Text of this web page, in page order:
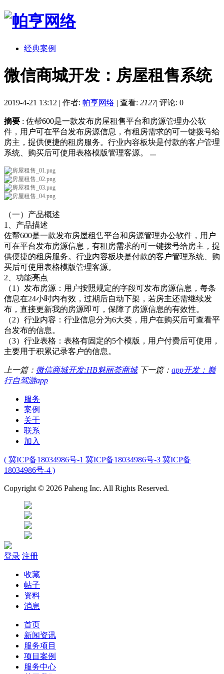
经典案例
微信商城开发：房屋租售系统
2019-4-21 13:12 | 作者: 帕亨网络 | 查看: 2127| 评论: 0
摘要 : 佐帮600是一款发布房屋租售平台和房源管理办公软
件，用户可在平台发布房源信息，有租房需求的可一键拨号给
房主，提供便捷的租房服务。行业内容板块是付款的客户管理
系统、购买后可使用表格模版管理客源。 ...
（一）产品概述
1、产品描述
佐帮600是一款发布房屋租售平台和房源管理办公软件，用户
可在平台发布房源信息，有租房需求的可一键拨号给房主，提
供便捷的租房服务。行业内容板块是付款的客户管理系统、购
买后可使用表格模版管理客源。
2、功能亮点
（1）发布房源：用户按照规定的字段可发布房源信息，每条
信息在24小时内有效，过期后自动下架，若房主还需继续发
布，直接更新我的房源即可，保障了房源信息的有效性。
（2）行业内容：行业信息分为6大类，用户在购买后可查看平
台发布的信息。
（3）行业表格：表格有固定的5个模版，用户付费后可使用，
主要用于积累记录客户的信息。
上一篇： 微信商城开发:HB魅丽荟商城 下一篇： app开发：巅
行自驾游app
服务
案例
关于
联系
加入
( 冀ICP备18034986号-1 冀ICP备18034986号-3 冀ICP备
18034986号-4 )
Copyright © 2026 Paheng Inc. All Rights Reserved.
登录 注册
收藏
帖子
资料
消息
首页
新闻资讯
服务项目
项目案例
服务中心